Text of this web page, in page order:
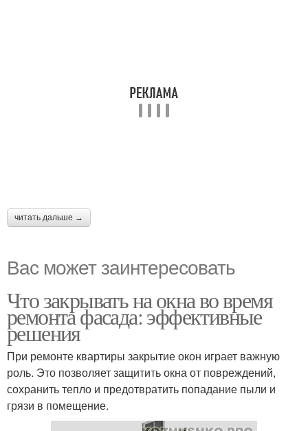
читать дальше →
Вас может заинтересовать
Что закрывать на окна во время
ремонта фасада: эффективные
решения
При ремонте квартиры закрытие окон играет важную
роль. Это позволяет защитить окна от повреждений,
сохранить тепло и предотвратить попадание пыли и
грязи в помещение.